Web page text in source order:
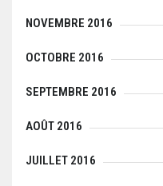
NOVEMBRE 2016
OCTOBRE 2016
SEPTEMBRE 2016
AOÛT 2016
JUILLET 2016